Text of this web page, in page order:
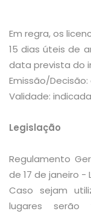
Em regra, os
15 dias úteis de
data prevista do
Emissão/
Validade:
Legislação
Regulamento
de 17 de janeiro -
Caso sejam
lugares serão